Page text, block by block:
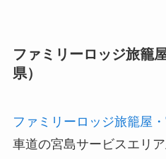
ファミリーロッジ旅籠
県）
ファミリーロッジ旅籠屋
車道の宮島サービスエリ